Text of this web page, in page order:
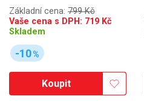
Základní cena: 799 Kč
Vaše cena s DPH: 719 Kč
Skladem
-10%
Koupit